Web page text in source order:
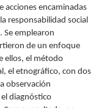
acciones encaminadas
responsabilidad social
Se emplearon
de un enfoque
ellos, el método
el etnográfico, con dos
observación
diagnóstico